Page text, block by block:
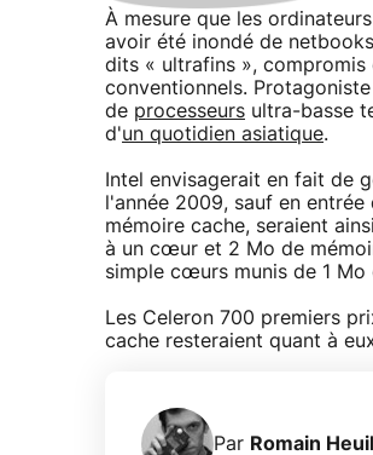
À mesure que les
avoir été inondé de
dits « ultrafins »,
conventionnels.
de processeurs ultra-basse
d'un quotidien asiatique.
Intel envisagerait en fait de
l'année 2009, sauf en
mémoire cache, seraient
à un cœur et 2 Mo de
simple cœurs munis de 1
Les Celeron 700 premiers
cache resteraient quant à
Par Romain